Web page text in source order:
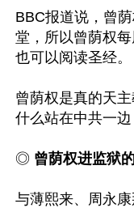
BBC报道说，曾
堂，所以曾荫权
也可以阅读圣经。
曾荫权是真的天
什么站在中共一边
◎ 曾荫权进监狱
与薄熙来、周永